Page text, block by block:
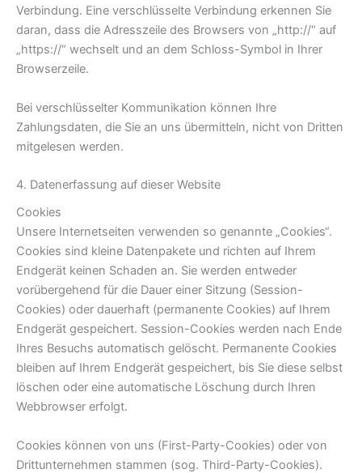
Verbindung. Eine verschlüsselte Verbindung erkennen Sie
daran, dass die Adresszeile des Browsers von „http://“ auf
„https://“ wechselt und an dem Schloss-Symbol in Ihrer
Browserzeile.
Bei verschlüsselter Kommunikation können Ihre
Zahlungsdaten, die Sie an uns übermitteln, nicht von Dritten
mitgelesen werden.
4. Datenerfassung auf dieser Website
Cookies
Unsere Internetseiten verwenden so genannte „Cookies“.
Cookies sind kleine Datenpakete und richten auf Ihrem
Endgerät keinen Schaden an. Sie werden entweder
vorübergehend für die Dauer einer Sitzung (Session-
Cookies) oder dauerhaft (permanente Cookies) auf Ihrem
Endgerät gespeichert. Session-Cookies werden nach Ende
Ihres Besuchs automatisch gelöscht. Permanente Cookies
bleiben auf Ihrem Endgerät gespeichert, bis Sie diese selbst
löschen oder eine automatische Löschung durch Ihren
Webbrowser erfolgt.
Cookies können von uns (First-Party-Cookies) oder von
Drittunternehmen stammen (sog. Third-Party-Cookies).